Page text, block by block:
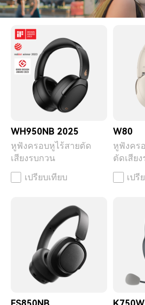
WH950NB 2025
หูฟังครอบหูไร้สายตัด
เสียงรบกวน
เปรียบเทียบ
W80
หูฟังคร
ตัดเสีย
เปรี